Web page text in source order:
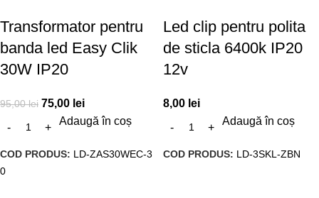
Transformator pentru
banda led Easy Clik
30W IP20
95,00lei 75,00 lei
Adaugă în coș
COD PRODUS: LD-ZAS30WEC-3
0
Led clip pentru polita
de sticla 6400k IP20
12v
8,00 lei
Adaugă în coș
COD PRODUS: LD-3SKL-ZBN